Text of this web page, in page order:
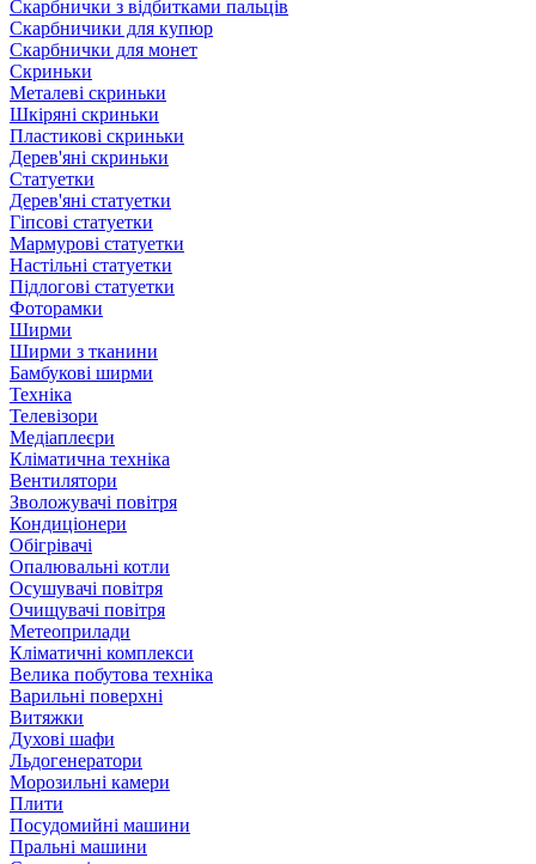
Скарбнички з відбитками пальців
Скарбничики для купюр
Скарбнички для монет
Скриньки
Металеві скриньки
Шкіряні скриньки
Пластикові скриньки
Дерев'яні скриньки
Статуетки
Дерев'яні статуетки
Гіпсові статуетки
Мармурові статуетки
Настільні статуетки
Підлогові статуетки
Фоторамки
Ширми
Ширми з тканини
Бамбукові ширми
Техніка
Телевізори
Медіаплеєри
Кліматична техніка
Вентилятори
Зволожувачі повітря
Кондиціонери
Обігрівачі
Опалювальні котли
Осушувачі повітря
Очищувачі повітря
Метеоприлади
Кліматичні комплекси
Велика побутова техніка
Варильні поверхні
Витяжки
Духові шафи
Льдогенератори
Морозильні камери
Плити
Посудомийні машини
Пральні машини